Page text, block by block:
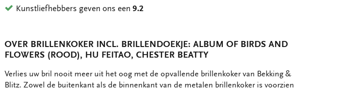
Kunstliefhebbers geven ons een9.2
OVER BRILLENKOKER INCL. BRILLENDOEKJE: ALBUM OF BIRDS AND
FLOWERS (ROOD), HU FEITAO, CHESTER BEATTY
OMSCHRIJVING
Verlies uw bril nooit meer uit het oog met de opvallende brillenkoker van Bekking &
Blitz. Zowel de buitenkant als de binnenkant van de metalen brillenkoker is voorzien